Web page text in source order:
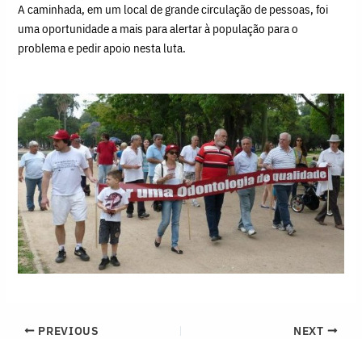
A caminhada, em um local de grande circulação de pessoas, foi
uma oportunidade a mais para alertar à população para o
problema e pedir apoio nesta luta.
PREVIOUS NEXT